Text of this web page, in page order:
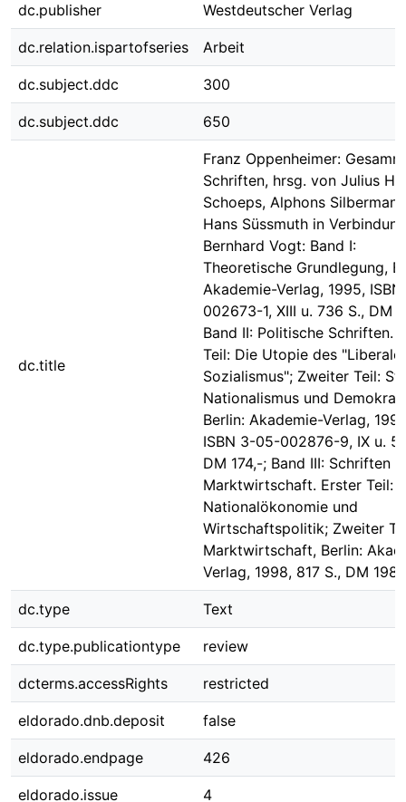
dc.publisher Westdeutscher Verlag
dc.relation.ispartofseries Arbeit
dc.subject.ddc 300
dc.subject.ddc 650
dc.title
Franz Oppenheimer:
Schriften, hrsg. von Julius H.
Schoeps, Alphons
Hans Süssmuth in
Bernhard Vogt: Band I:
Theoretische Grundlegung,
Akademie-Verlag, 1995,
002673-1, XIII u. 736 S., DM
Band II: Politische Schriften.
Teil: Die Utopie des
Sozialismus"; Zweiter Teil:
Nationalismus und
Berlin: Akademie-Verlag,
ISBN 3-05-002876-9, IX u.
DM 174,-; Band III: Schriften
Marktwirtschaft. Erster Teil:
Nationalökonomie und
Wirtschaftspolitik; Zweiter
Marktwirtschaft, Berlin:
Verlag, 1998, 817 S., DM
dc.type Text
dc.type.publicationtype review
dcterms.accessRights restricted
eldorado.dnb.deposit false
eldorado.endpage 426
eldorado.issue 4